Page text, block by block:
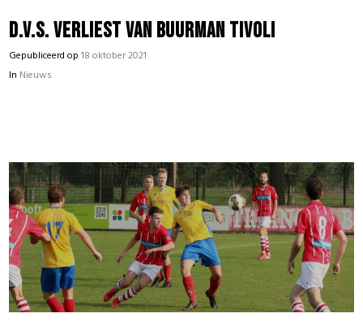
D.V.S. verliest van buurman Tivoli
Gepubliceerd op18 oktober 2021
In Nieuws